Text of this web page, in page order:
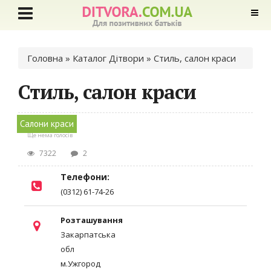
Ви є тут
Головна » Каталог Дітвори » Стиль, салон краси
Стиль, салон краси
Салони краси
Ще нема голосів
7322 2
Телефони:
(0312) 61-74-26
Розташування
Закарпатська
обл
м.Ужгород